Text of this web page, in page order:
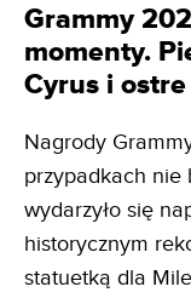
Grammy
momenty.
Cyrus i ostre
Nagrody
przypadkach nie
wydarzyło się
historycznym
statuetką dla